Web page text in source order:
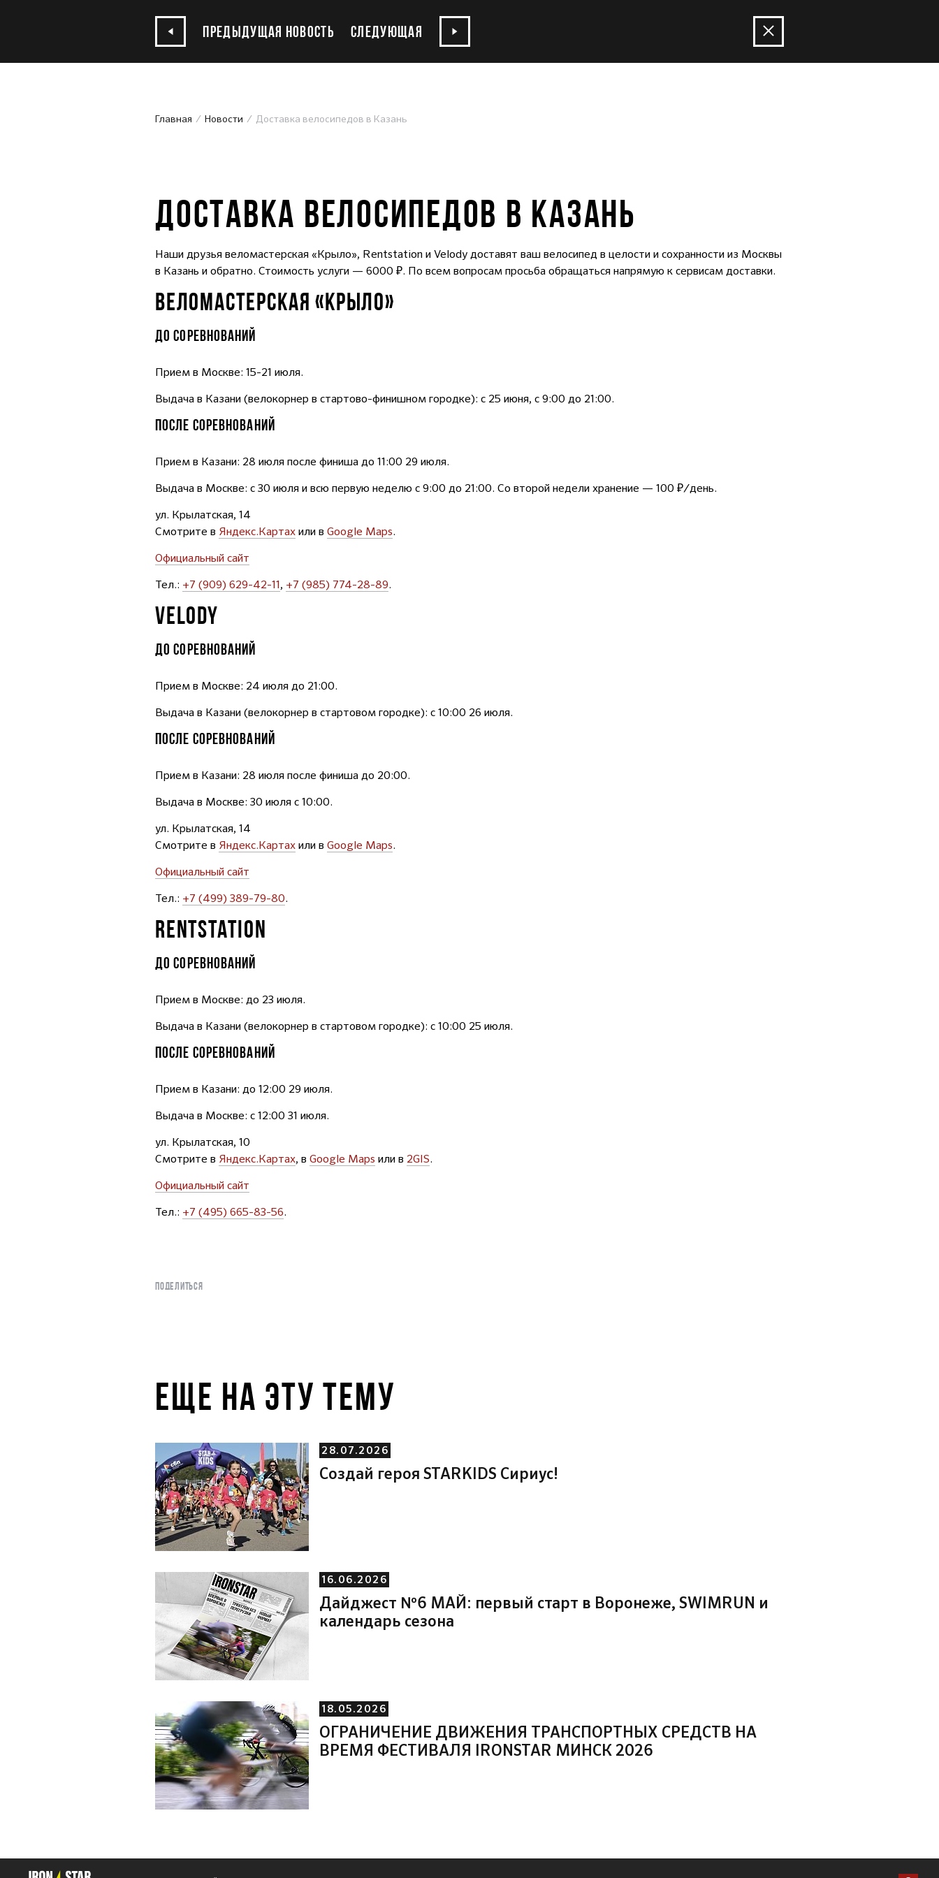
ПРЕДЫДУЩАЯ НОВОСТЬ СЛЕДУЮЩАЯ
Главная Новости Доставка велосипедов в Казань
ДОСТАВКА ВЕЛОСИПЕДОВ В КАЗАНЬ
Наши друзья веломастерская «Крыло», Rentstation и Velody доставят ваш велосипед в целости и сохранности из Москвы
в Казань и обратно. Стоимость услуги — 6000 ₽. По всем вопросам просьба обращаться напрямую к сервисам доставки.
ВЕЛОМАСТЕРСКАЯ «КРЫЛО»
ДО СОРЕВНОВАНИЙ
Прием в Москве: 15-21 июля.
Выдача в Казани (велокорнер в стартово-финишном городке): с 25 июня, с 9:00 до 21:00.
ПОСЛЕ СОРЕВНОВАНИЙ
Прием в Казани: 28 июля после финиша до 11:00 29 июля.
Выдача в Москве: с 30 июля и всю первую неделю с 9:00 до 21:00. Со второй недели хранение — 100 ₽/день.
ул. Крылатская, 14
Смотрите в Яндекс.Картахили в Google Maps.
Официальный сайт
Тел.: +7 (909) 629-42-11, +7 (985) 774-28-89.
VELODY
ДО СОРЕВНОВАНИЙ
Прием в Москве: 24 июля до 21:00.
Выдача в Казани (велокорнер в стартовом городке): с 10:00 26 июля.
ПОСЛЕ СОРЕВНОВАНИЙ
Прием в Казани: 28 июля после финиша до 20:00.
Выдача в Москве: 30 июля с 10:00.
ул. Крылатская, 14
Смотрите в Яндекс.Картахили в Google Maps.
Официальный сайт
Тел.: +7 (499) 389-79-80.
RENTSTATION
ДО СОРЕВНОВАНИЙ
Прием в Москве: до 23 июля.
Выдача в Казани (велокорнер в стартовом городке): с 10:00 25 июля.
ПОСЛЕ СОРЕВНОВАНИЙ
Прием в Казани: до 12:00 29 июля.
Выдача в Москве: с 12:00 31 июля.
ул. Крылатская, 10
Смотрите в Яндекс.Картах, в Google Maps или в 2GIS.
Официальный сайт
Тел.: +7 (495) 665-83-56.
ПОДЕЛИТЬСЯ
ЕЩЕ НА ЭТУ ТЕМУ
28.07.2026
Создай героя STARKIDS Сириус!
16.06.2026
Дайджест №6 МАЙ: первый старт в Воронеже, SWIMRUN и
календарь сезона
18.05.2026
ОГРАНИЧЕНИЕ ДВИЖЕНИЯ ТРАНСПОРТНЫХ СРЕДСТВ НА
ВРЕМЯ ФЕСТИВАЛЯ IRONSTAR МИНСК 2026